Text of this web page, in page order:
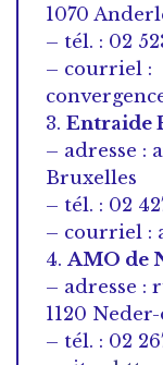
1070
– tél. : 02
– courriel :
3. Entraide
– adresse :
Bruxelles
– tél. : 02
– courriel :
4.AMO de
– adresse :
1120
– tél. : 02